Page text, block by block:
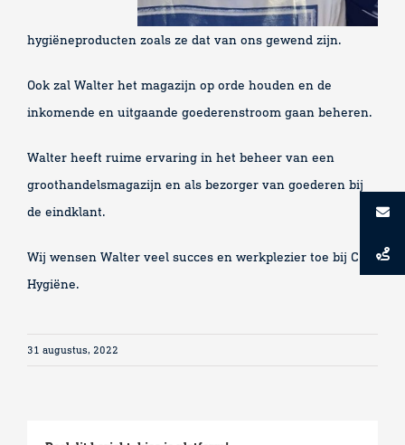
hygiëneproducten zoals ze dat van ons gewend zijn.
Ook zal Walter het magazijn op orde houden en de
inkomende en uitgaande goederenstroom gaan beheren.
Walter heeft ruime ervaring in het beheer van een
groothandelsmagazijn en als bezorger van goederen bij
de eindklant.
Wij wensen Walter veel succes en werkplezier toe bij CSP
Hygiëne.
31 augustus, 2022